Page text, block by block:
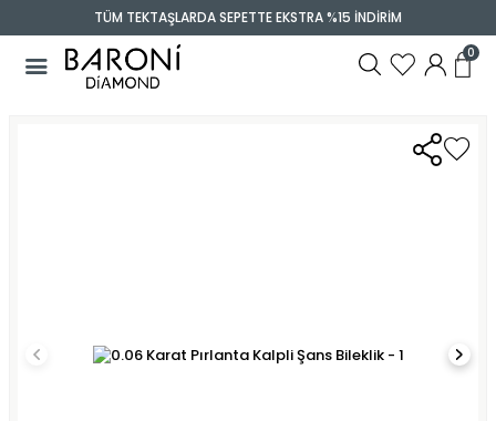
TÜM TEKTAŞLARDA SEPETTE EKSTRA %15 İNDİRİM
0